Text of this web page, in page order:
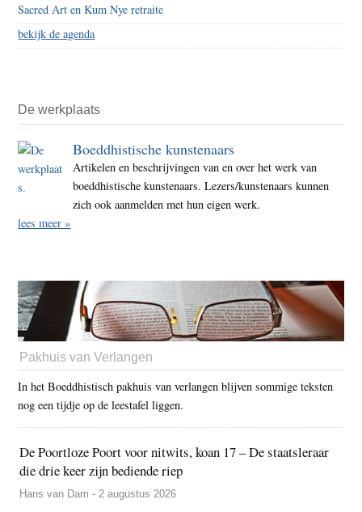
Sacred Art en Kum Nye retraite
bekijk de agenda
De werkplaats
Boeddhistische kunstenaars
Artikelen en beschrijvingen van en over het werk van
boeddhistische kunstenaars. Lezers/kunstenaars kunnen
zich ook aanmelden met hun eigen werk.
lees meer »
Pakhuis van Verlangen
In het Boeddhistisch pakhuis van verlangen blijven sommige teksten
nog een tijdje op de leestafel liggen.
De Poortloze Poort voor nitwits, koan 17 – De staatsleraar
die drie keer zijn bediende riep
Hans van Dam - 2 augustus 2026